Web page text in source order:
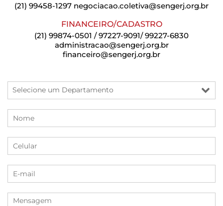
(21) 99458-1297 negociacao.coletiva@sengerj.org.br
FINANCEIRO/CADASTRO
(21) 99874-0501 / 97227-9091/ 99227-6830
administracao@sengerj.org.br
financeiro@sengerj.org.br